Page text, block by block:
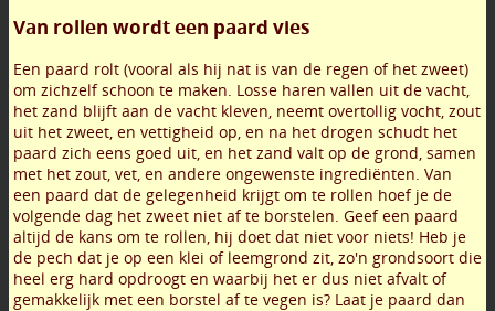
Van rollen wordt een paard vies
Een paard rolt (vooral als hij nat is van de regen of het zweet)
om zichzelf schoon te maken. Losse haren vallen uit de vacht,
het zand blijft aan de vacht kleven, neemt overtollig vocht, zout
uit het zweet, en vettigheid op, en na het drogen schudt het
paard zich eens goed uit, en het zand valt op de grond, samen
met het zout, vet, en andere ongewenste ingrediënten. Van
een paard dat de gelegenheid krijgt om te rollen hoef je de
volgende dag het zweet niet af te borstelen. Geef een paard
altijd de kans om te rollen, hij doet dat niet voor niets! Heb je
de pech dat je op een klei of leemgrond zit, zo'n grondsoort die
heel erg hard opdroogt en waarbij het er dus niet afvalt of
gemakkelijk met een borstel af te vegen is? Laat je paard dan